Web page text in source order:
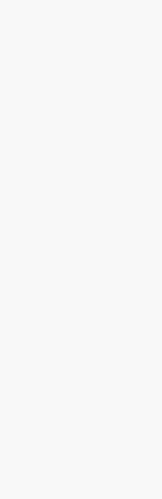
kiêng
đến chung vui
bé bốc đồ.
khi bốc đồ.
đoạn bé lớn
được các gia đình